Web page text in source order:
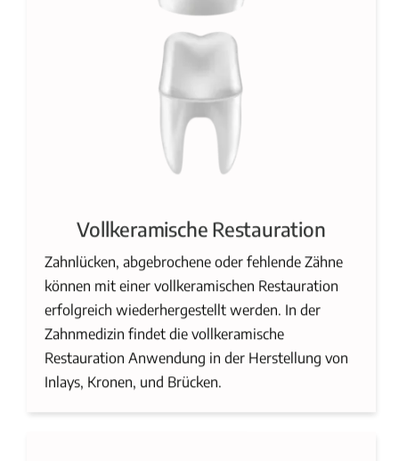
Vollkeramische Restauration
Zahnlücken, abgebrochene oder fehlende Zähne
können mit einer vollkeramischen Restauration
erfolgreich wiederhergestellt werden. In der
Zahnmedizin findet die vollkeramische
Restauration Anwendung in der Herstellung von
Inlays, Kronen, und Brücken.